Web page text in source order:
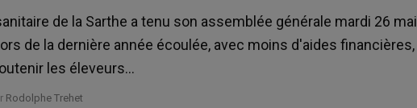
de la Sarthe a tenu son assemblée générale mardi 26 mai
de la dernière année écoulée, avec moins d'aides financières,
les éleveurs...
Rodolphe Trehet